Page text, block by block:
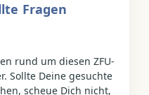
Fragen
rund um diesen ZFU-
Sollte Deine gesuchte
scheue Dich nicht,